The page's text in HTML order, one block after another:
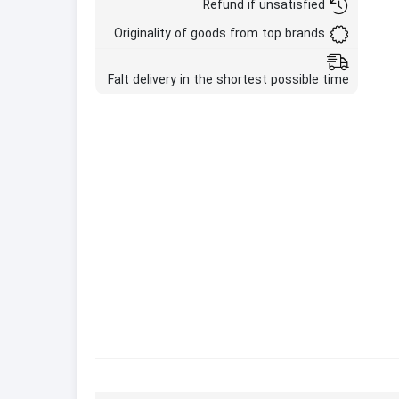
Refund if unsatisfied
Originality of goods from top brands
Falt delivery in the shortest possible time